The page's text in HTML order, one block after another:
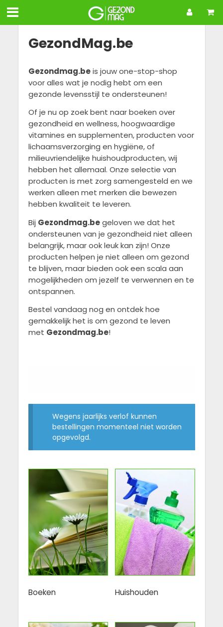
GezondMag.be
Gezondmag.beis jouw one-stop-shop
voor alles wat je nodig hebt om een
gezonde levensstijl te ondersteunen!
Of je nu op zoek bent naar boeken over
gezondheid en wellness, hoogwaardige
vitamines en supplementen, producten voor
lichaamsverzorging en hygiëne, of
milieuvriendelijke huishoudproducten, wij
hebben het allemaal. Onze selectie van
producten is met zorg samengesteld en we
werken alleen met merken die bewezen
hebben kwaliteit te leveren.
Bij Gezondmag.begeloven we dat het
ondersteunen van je gezondheid niet alleen
belangrijk, maar ook leuk kan zijn! Onze
producten helpen je niet alleen om gezond
te blijven, maar bieden ook een scala aan
mogelijkheden om jezelf te verwennen en te
ontspannen.
Bestel vandaag nog en ontdek hoe
gemakkelijk het is om gezond te leven
met Gezondmag.be!
Wegens jaarlijks verlof kunnen
bestellingen momenteel niet worden
opgevolgd.
Boeken Huishouden